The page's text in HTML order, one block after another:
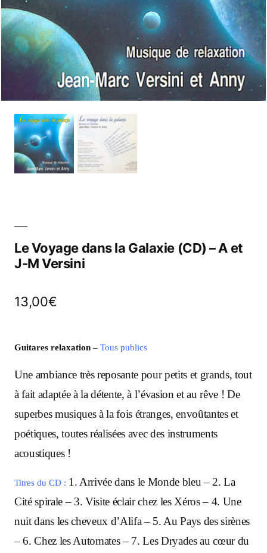
Le Voyage dans la Galaxie (CD) – A et
J-M Versini
13,00€
Guitares relaxation– Tous publics
Une ambiance très reposante pour petits et grands, tout
à fait adaptée à la détente, à l’évasion et au rêve ! De
superbes musiques à la fois étranges, envoûtantes et
poétiques, toutes réalisées avec des instruments
acoustiques !
Titres du CD : 1. Arrivée dans le Monde bleu – 2. La
Cité spirale – 3. Visite éclair chez les Xéros – 4. Une
nuit dans les cheveux d’Alifa – 5. Au Pays des sirènes
– 6. Chez les Automates – 7. Les Dryades au cœur du